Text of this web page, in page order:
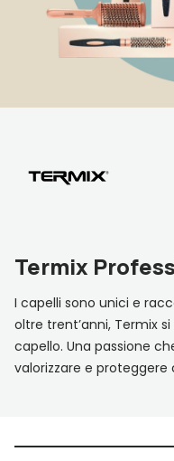
Termix
I capelli sono unici e
oltre trent’anni, Termix
capello. Una passione
valorizzare e
Strumenti
Accessori
Idratazione
Lavaggi frequenti
Seboregolazione
Grigi e Bianchi
Physia Oli Essenziali
Olaplex
Esigenza
Kit e idee regalo
Esigenza